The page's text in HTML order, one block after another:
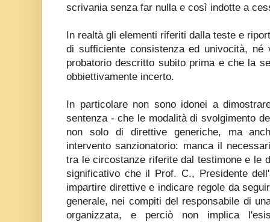
scrivania senza far nulla e così indotte a
In realtà gli elementi riferiti dalla teste e
di sufficiente consistenza ed univocità, né
probatorio descritto subito prima e che la
obbiettivamente incerto.
In particolare non sono idonei a
sentenza - che le modalità di svolgimento
non solo di direttive generiche, ma
intervento sanzionatorio: manca il
tra le circostanze riferite dal testimone e le
significativo che il Prof. C., Presidente
impartire direttive e indicare regole da
generale, nei compiti del responsabile di
organizzata, e perciò non implica